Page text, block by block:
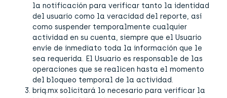
la notificación para verificar tanto la identidad
del usuario como la veracidad del reporte, así
como suspender temporalmente cualquier
actividad en su cuenta, siempre que el Usuario
envíe de inmediato toda la información que le
sea requerida. El Usuario es responsable de las
operaciones que se realicen hasta el momento
del bloqueo temporal de la actividad.
briq.mx solicitará lo necesario para verificar la